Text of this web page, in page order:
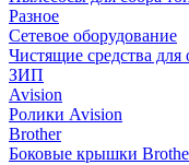
Разное
Сетевое оборудование
Чистящие средства
ЗИП
Avision
Ролики Avision
Brother
Боковые крышки